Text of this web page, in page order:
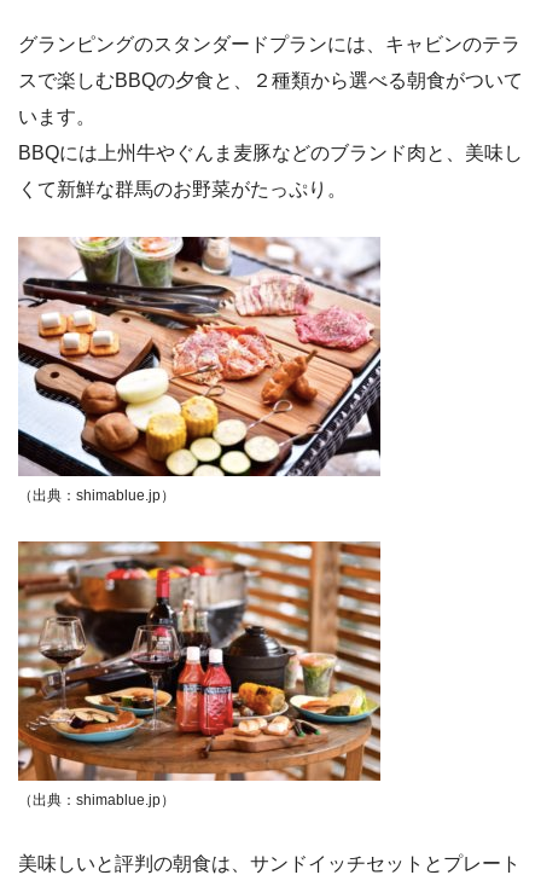
グランピングのスタンダードプランには、キャビンのテラ
スで楽しむBBQの夕食と、２種類から選べる朝食がついて
います。
BBQには上州牛やぐんま麦豚などのブランド肉と、美味し
くて新鮮な群馬のお野菜がたっぷり。
（出典：shimablue.jp）
（出典：shimablue.jp）
美味しいと評判の朝食は、サンドイッチセットとプレート